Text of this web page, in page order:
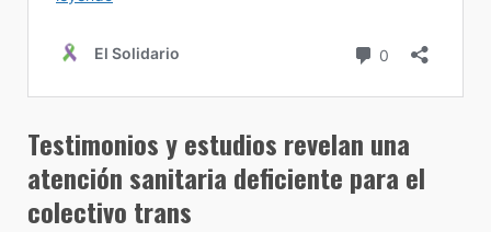
Testimonios y estudios revelan una
atención sanitaria deficiente para el
colectivo trans